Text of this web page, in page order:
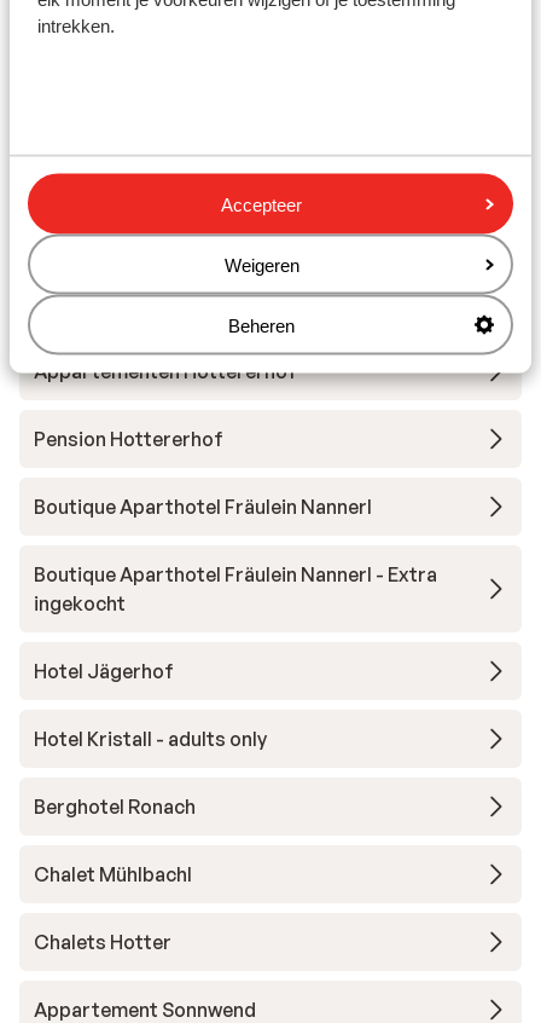
intrekken.
Accepteer
Weigeren
Beheren
s' Anderl Apparthaus
Sruh Prime Apartment
Huber's Lodge
Appartementen Hottererhof
Pension Hottererhof
Boutique Aparthotel Fräulein Nannerl
Boutique Aparthotel Fräulein Nannerl - Extra
ingekocht
Hotel Jägerhof
Hotel Kristall - adults only
Berghotel Ronach
Chalet Mühlbachl
Chalets Hotter
Appartement Sonnwend